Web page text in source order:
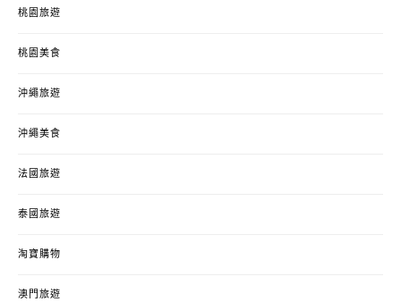
桃園旅遊
桃園美食
沖繩旅遊
沖繩美食
法國旅遊
泰國旅遊
淘寶購物
澳門旅遊